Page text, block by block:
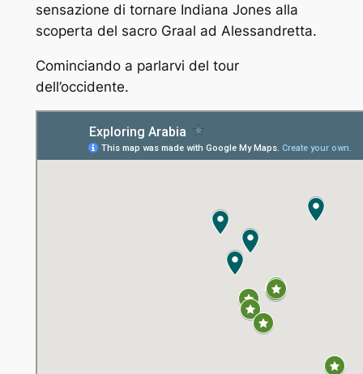
sensazione di tornare Indiana Jones alla
scoperta del sacro Graal ad Alessandretta.
Cominciando a parlarvi del tour
dell’occidente.